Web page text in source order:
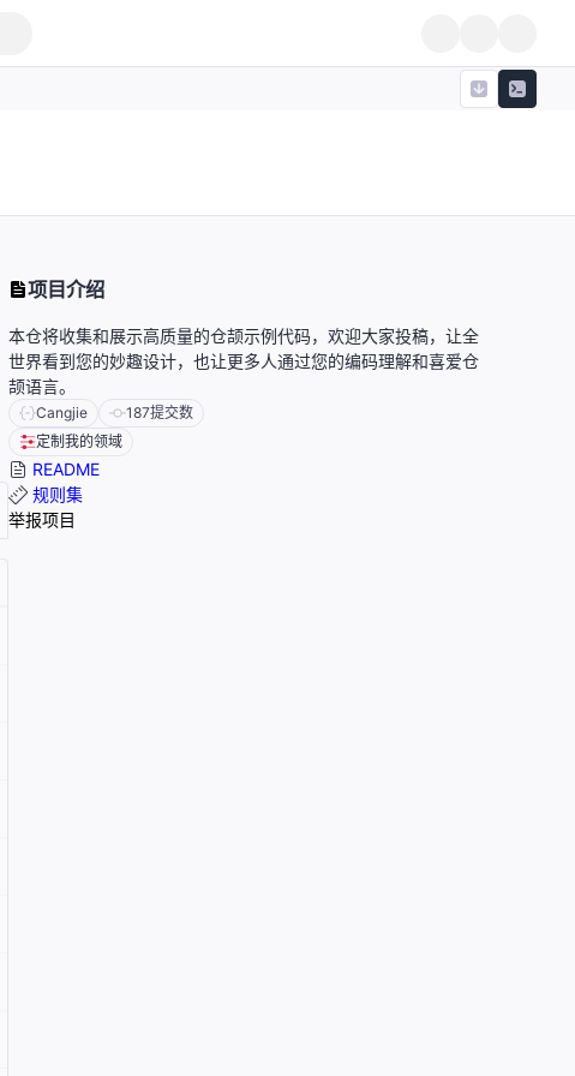
项目介绍
本仓将收集和展示高质量的仓颉示例代码，欢迎大家投稿，让全
世界看到您的妙趣设计，也让更多人通过您的编码理解和喜爱仓
颉语言。
Cangjie 187提交数
定制我的领域
README
规则集
举报项目